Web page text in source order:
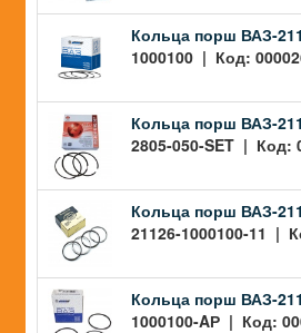
Кольца порш ВАЗ-
1000100 | Код:
Кольца порш ВАЗ-
2805-050-SET | Код:
Кольца порш ВАЗ-
21126-1000100-11 |
Кольца порш ВАЗ-
1000100-AР | Код: